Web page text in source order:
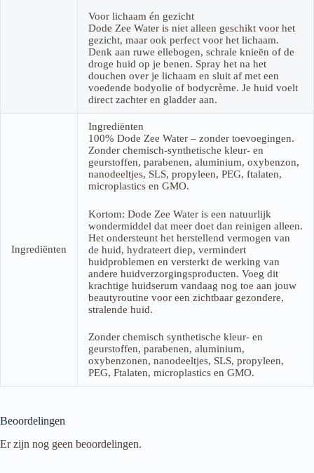
Voor lichaam én gezicht
Dode Zee Water is niet alleen geschikt voor het
gezicht, maar ook perfect voor het lichaam.
Denk aan ruwe ellebogen, schrale knieën of de
droge huid op je benen. Spray het na het
douchen over je lichaam en sluit af met een
voedende bodyolie of bodycrème. Je huid voelt
direct zachter en gladder aan.
Ingrediënten
Ingrediënten
100% Dode Zee Water – zonder toevoegingen.
Zonder chemisch-synthetische kleur- en
geurstoffen, parabenen, aluminium, oxybenzon,
nanodeeltjes, SLS, propyleen, PEG, ftalaten,
microplastics en GMO.
Kortom: Dode Zee Water is een natuurlijk
wondermiddel dat meer doet dan reinigen alleen.
Het ondersteunt het herstellend vermogen van
de huid, hydrateert diep, vermindert
huidproblemen en versterkt de werking van
andere huidverzorgingsproducten. Voeg dit
krachtige huidserum vandaag nog toe aan jouw
beautyroutine voor een zichtbaar gezondere,
stralende huid.
Zonder chemisch synthetische kleur- en
geurstoffen, parabenen, aluminium,
oxybenzonen, nanodeeltjes, SLS, propyleen,
PEG, Ftalaten, microplastics en GMO.
Beoordelingen
Er zijn nog geen beoordelingen.